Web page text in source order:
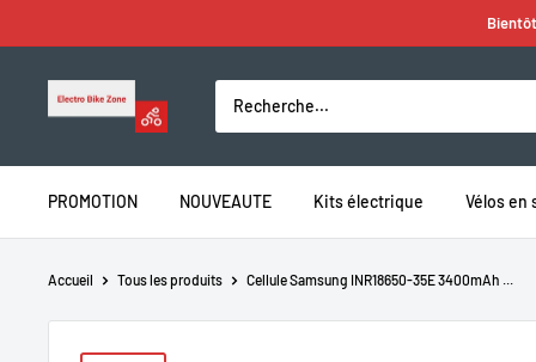
au
contenu
Electro
PROMOTION NOUVEAUTE Kits électrique Vélos en
Accueil Tous les produits Cellule Samsung INR18650-35E 3400mAh ...